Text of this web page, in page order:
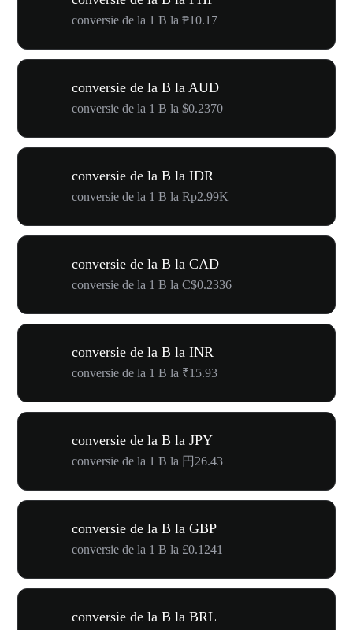
conversie de la 1 B la ₱10.17
conversie de la B la AUD
conversie de la 1 B la $0.2370
conversie de la B la IDR
conversie de la 1 B la Rp2.99K
conversie de la B la CAD
conversie de la 1 B la C$0.2336
conversie de la B la INR
conversie de la 1 B la ₹15.93
conversie de la B la JPY
conversie de la 1 B la 円26.43
conversie de la B la GBP
conversie de la 1 B la £0.1241
conversie de la B la BRL